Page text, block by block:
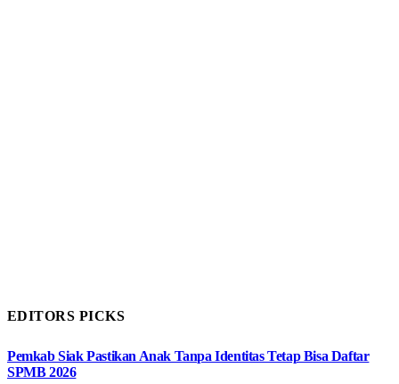
EDITORS PICKS
Pemkab Siak Pastikan Anak Tanpa Identitas Tetap Bisa Daftar
SPMB 2026